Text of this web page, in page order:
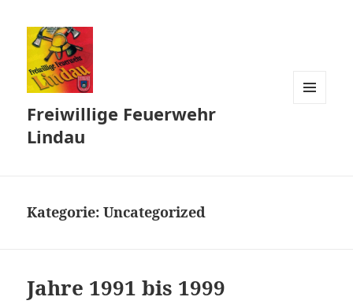
Freiwillige Feuerwehr
Lindau
Kategorie:Uncategorized
Jahre 1991 bis 1999